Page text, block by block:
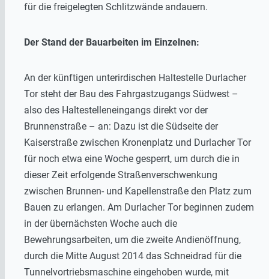
für die freigelegten Schlitzwände andauern.
Der Stand der Bauarbeiten im Einzelnen:
An der künftigen unterirdischen Haltestelle Durlacher
Tor steht der Bau des Fahrgastzugangs Südwest –
also des Haltestelleneingangs direkt vor der
Brunnenstraße – an: Dazu ist die Südseite der
Kaiserstraße zwischen Kronenplatz und Durlacher Tor
für noch etwa eine Woche gesperrt, um durch die in
dieser Zeit erfolgende Straßenverschwenkung
zwischen Brunnen- und Kapellenstraße den Platz zum
Bauen zu erlangen. Am Durlacher Tor beginnen zudem
in der übernächsten Woche auch die
Bewehrungsarbeiten, um die zweite Andienöffnung,
durch die Mitte August 2014 das Schneidrad für die
Tunnelvortriebsmaschine eingehoben wurde, mit